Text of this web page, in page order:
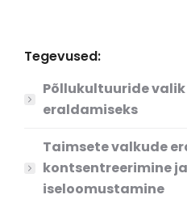
Tegevused:
Põllukultuuride
eraldamiseks
Taimsete valkude
kontsentreerimine
iseloomustamine